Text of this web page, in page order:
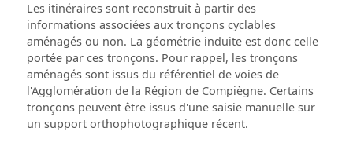
Les itinéraires sont reconstruit à partir des
informations associées aux tronçons cyclables
aménagés ou non. La géométrie induite est donc celle
portée par ces tronçons. Pour rappel, les tronçons
aménagés sont issus du référentiel de voies de
l'Agglomération de la Région de Compiègne. Certains
tronçons peuvent être issus d'une saisie manuelle sur
un support orthophotographique récent.